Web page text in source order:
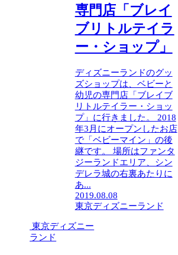
専門店「ブレイ
ブリトルテイラ
ー・ショップ」
ディズニーランドのグッ
ズショップは、ベビーと
幼児の専門店「ブレイブ
リトルテイラー・ショッ
プ」に行きました。 2018
年3月にオープンしたお店
で「ベビーマイン」の後
継です。 場所はファンタ
ジーランドエリア、シン
デレラ城の右裏あたりに
あ...
2019.08.08
東京ディズニーランド
東京ディズニー
ランド